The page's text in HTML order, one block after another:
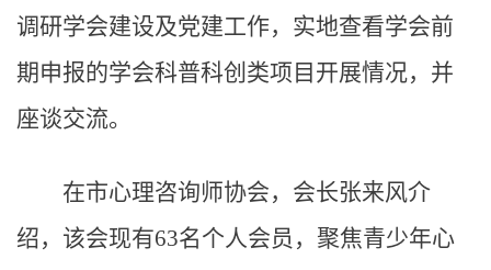
调研学会建设及党建工作，实地查看学会前
期申报的学会科普科创类项目开展情况，并
座谈交流。
在市心理咨询师协会，会长张来风介
绍，该会现有63名个人会员，聚焦青少年心